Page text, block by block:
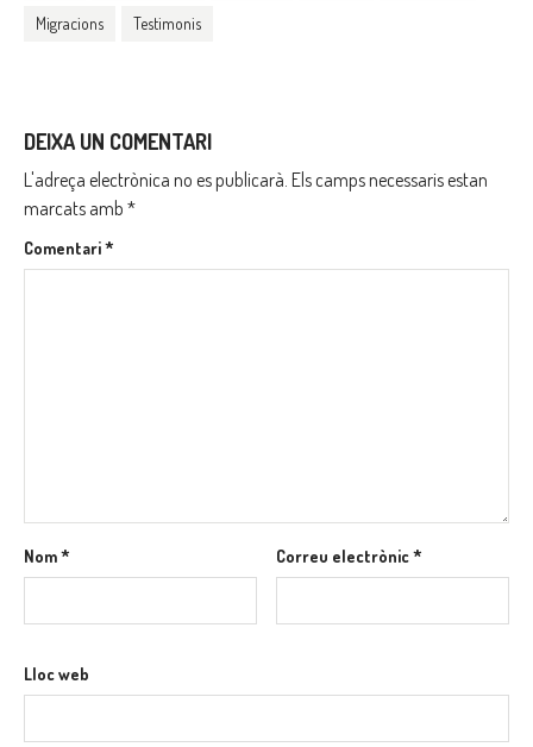
Migracions Testimonis
DEIXA UN COMENTARI
L'adreça electrònica no es publicarà. Els camps necessaris estan
marcats amb *
Comentari*
Nom* Correu electrònic*
Lloc web